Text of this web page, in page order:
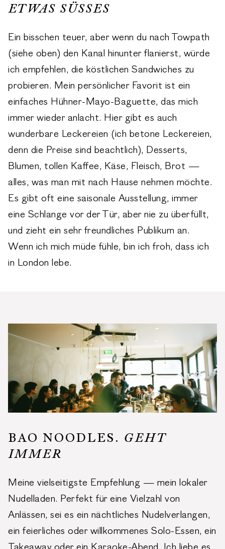
ETWAS SÜSSES
Ein bisschen teuer, aber wenn du nach Towpath
(siehe oben) den Kanal hinunter flanierst, würde
ich empfehlen, die köstlichen Sandwiches zu
probieren. Mein persönlicher Favorit ist ein
einfaches Hühner-Mayo-Baguette, das mich
immer wieder anlacht. Hier gibt es auch
wunderbare Leckereien (ich betone Leckereien,
denn die Preise sind beachtlich), Desserts,
Blumen, tollen Kaffee, Käse, Fleisch, Brot —
alles, was man mit nach Hause nehmen möchte.
Es gibt oft eine saisonale Ausstellung, immer
eine Schlange vor der Tür, aber nie zu überfüllt,
und zieht ein sehr freundliches Publikum an.
Wenn ich mich müde fühle, bin ich froh, dass ich
in London lebe.
BAO NOODLES. GEHT
IMMER
Meine vielseitigste Empfehlung — mein lokaler
Nudelladen. Perfekt für eine Vielzahl von
Anlässen, sei es ein nächtliches Nudelverlangen,
ein feierliches oder willkommenes Solo-Essen, ein